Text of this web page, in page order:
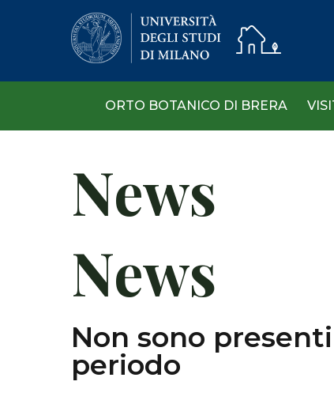
ORTO BOTANICO DI BRERA
News
News
Non sono
periodo